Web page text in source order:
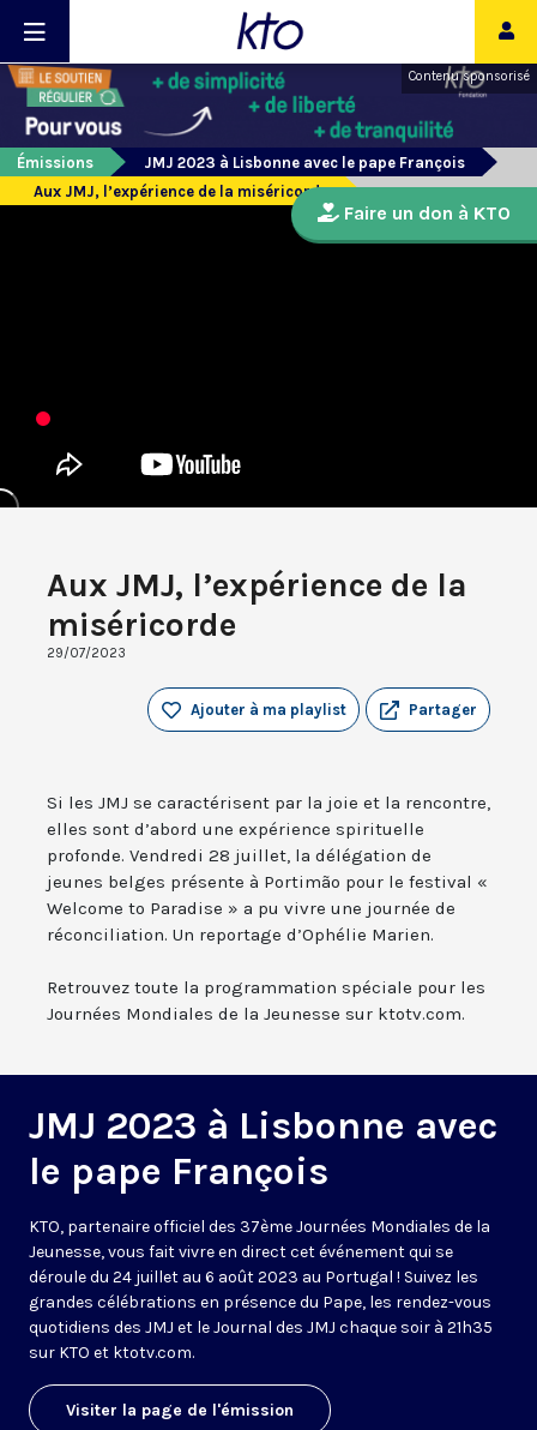
Contenu sponsorisé
Émissions
JMJ 2023 à Lisbonne avec le pape François
Aux JMJ, l’expérience de la miséricorde
Aux JMJ, l’expérience de la
miséricorde
29/07/2023
Partager
Ajouter à ma playlist
Si les JMJ se caractérisent par la joie et la rencontre,
elles sont d’abord une expérience spirituelle
profonde. Vendredi 28 juillet, la délégation de
jeunes belges présente à Portimão pour le festival «
Welcome to Paradise » a pu vivre une journée de
réconciliation. Un reportage d’Ophélie Marien.
Retrouvez toute la programmation spéciale pour les
Journées Mondiales de la Jeunesse sur ktotv.com.
JMJ 2023 à Lisbonne avec
le pape François
KTO, partenaire officiel des 37ème Journées Mondiales de la
Jeunesse, vous fait vivre en direct cet événement qui se
déroule du 24 juillet au 6 août 2023 au Portugal ! Suivez les
grandes célébrations en présence du Pape, les rendez-vous
quotidiens des JMJ et le Journal des JMJ chaque soir à 21h35
sur KTO et ktotv.com.
Visiter la page de l'émission
Faire un don à KTO